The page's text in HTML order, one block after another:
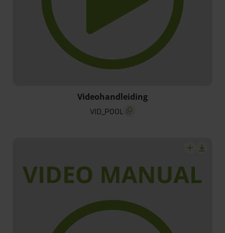
VID_POOL
screenreader.copy title
Videohandleiding